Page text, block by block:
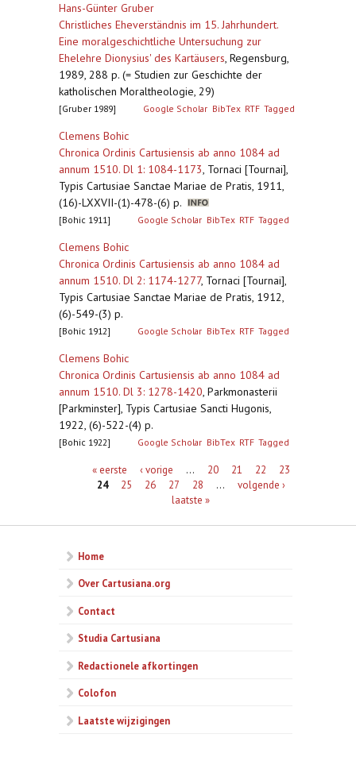
Hans-Günter Gruber
Christliches Eheverständnis im 15. Jahrhundert.
Eine moralgeschichtliche Untersuchung zur
Ehelehre Dionysius' des Kartäusers, Regensburg,
1989, 288 p. (= Studien zur Geschichte der
katholischen Moraltheologie, 29)
[Gruber 1989] Google Scholar BibTex RTF Tagged
Clemens Bohic
Chronica Ordinis Cartusiensis ab anno 1084 ad
annum 1510. Dl 1: 1084-1173, Tornaci [Tournai],
Typis Cartusiae Sanctae Mariae de Pratis, 1911,
(16)-LXXVII-(1)-478-(6) p.
[Bohic 1911] Google Scholar BibTex RTF Tagged
Clemens Bohic
Chronica Ordinis Cartusiensis ab anno 1084 ad
annum 1510. Dl 2: 1174-1277, Tornaci [Tournai],
Typis Cartusiae Sanctae Mariae de Pratis, 1912,
(6)-549-(3) p.
[Bohic 1912] Google Scholar BibTex RTF Tagged
Clemens Bohic
Chronica Ordinis Cartusiensis ab anno 1084 ad
annum 1510. Dl 3: 1278-1420, Parkmonasterii
[Parkminster], Typis Cartusiae Sancti Hugonis,
1922, (6)-522-(4) p.
[Bohic 1922] Google Scholar BibTex RTF Tagged
Pagina's« eerste ‹ vorige … 20 21 22
23
24
25 26 27 28 …
volgende ›
laatste »
Home
Over Cartusiana.org
Contact
Studia Cartusiana
Redactionele afkortingen
Colofon
Laatste wijzigingen